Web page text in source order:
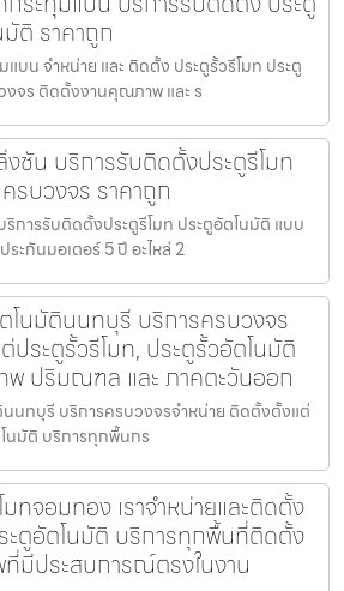
ติ ราคาถูก
บน จำหน่าย และ ติดตั้ง ประตูรั้วรีโมท ประตู
จร ติดตั้งงานคุณภาพ และ ร
ชัน บริการรับติดตั้งประตูรีโมท
รบวงจร ราคาถูก
การรับติดตั้งประตูรีโมท ประตูอัตโนมัติ แบบ
ะกันมอเตอร์ 5 ปี อะไหล่ 2
โนมัตินนทบุรี บริการครบวงจร
ระตูรั้วรีโมท, ประตูรั้วอัตโนมัติ
พ ปริมณฑล และ ภาคตะวันออก
นนทบุรี บริการครบวงจรจำหน่าย ติดตั้งตั้งแต่
นมัติ บริการทุกพื้นกร
ทจอมทอง เราจำหน่ายและติดตั้ง
ะตูอัตโนมัติ บริการทุกพื้นที่ติดตั้ง
มีประสบการณ์ตรงในงาน